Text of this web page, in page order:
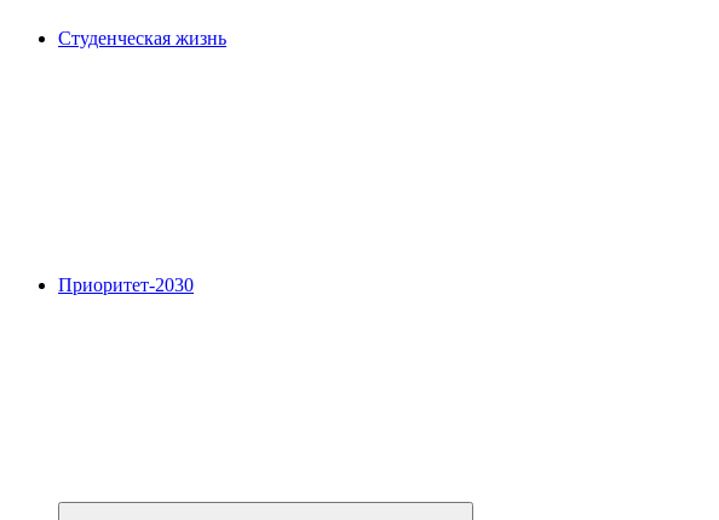
Студенческая жизнь
Приоритет-2030